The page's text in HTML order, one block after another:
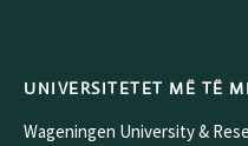
UNIVERSITETET MË TË
Wageningen University &